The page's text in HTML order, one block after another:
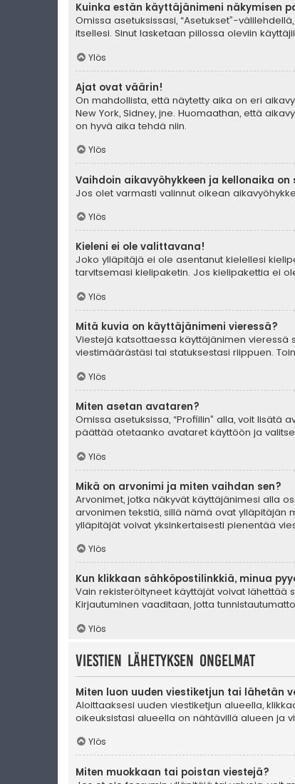
Kuinka estän käyttäjänimeni näkymisen
Omissa asetuksissasi, “Asetukset”-
itsellesi. Sinut lasketaan piilossa oleviin
Ylös
Ajat ovat väärin!
On mahdollista, että näytetty aika on eri
New York, Sidney, jne. Huomaathan, että
on hyvä aika tehdä niin.
Ylös
Vaihdoin aikavyöhykkeen ja kellonaika
Jos olet varmasti valinnut oikean
Ylös
Kieleni ei ole valittavana!
Joko ylläpitäjä ei ole asentanut kielellesi
tarvitsemasi kielipaketin. Jos kielipakettia ei
Ylös
Mitä kuvia on käyttäjänimeni vieressä?
Viestejä katsottaessa käyttäjänimen vieressä
viestimäärästäsi tai statuksestasi riippuen.
Ylös
Miten asetan avataren?
Omissa asetuksissa, “Profiilin” alla, voit
päättää otetaanko avataret käyttöön ja
Ylös
Mikä on arvonimi ja miten vaihdan sen?
Arvonimet, jotka näkyvät käyttäjänimesi alla
arvonimen tekstiä, sillä nämä ovat ylläpitäjän
ylläpitäjät voivat yksinkertaisesti pienentää
Ylös
Kun klikkaan sähköpostilinkkiä, minua
Vain rekisteröityneet käyttäjät voivat lähettää
Kirjautuminen vaaditaan, jotta
Ylös
Viestien lähetyksen ongelmat
Miten luon uuden viestiketjun tai lähetän
Aloittaaksesi uuden viestiketjun alueella,
oikeuksistasi alueella on nähtävillä alueen ja
Ylös
Miten muokkaan tai poistan viestejä?